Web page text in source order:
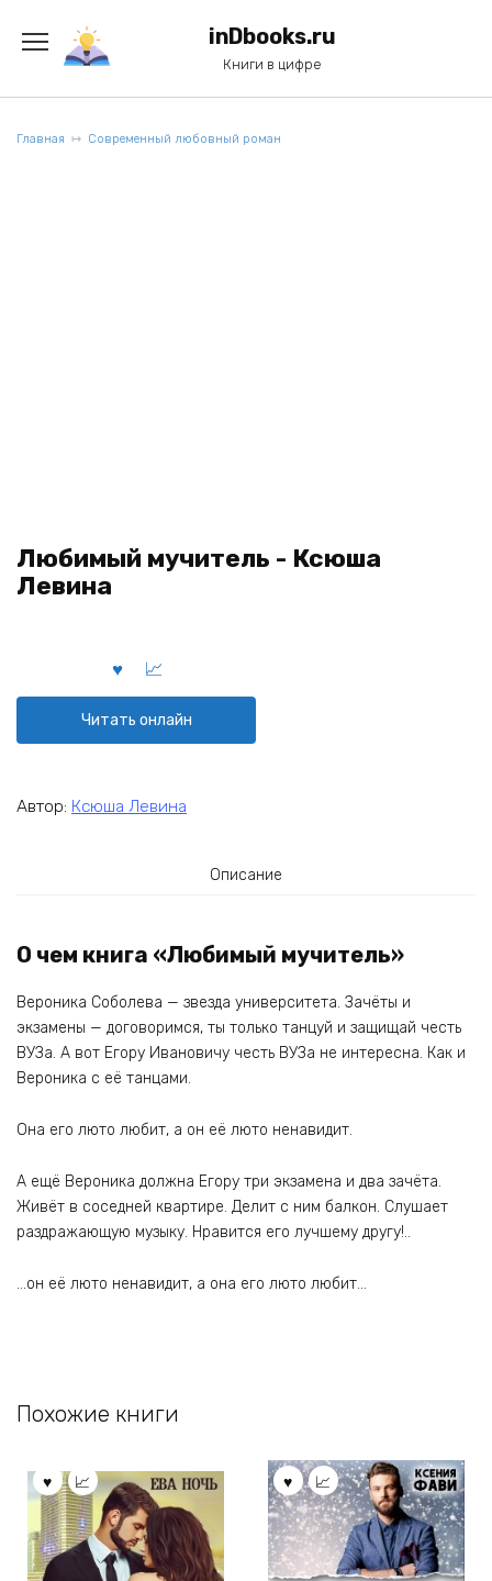
содержанию
inDbooks.ru
Книги в цифре
Главная Современный любовный роман
Любимый мучитель - Ксюша
Левина
Читать онлайн
Автор: Ксюша Левина
Описание
О чем книга «Любимый мучитель»
Вероника Соболева — звезда университета. Зачёты и
экзамены — договоримся, ты только танцуй и защищай честь
ВУЗа. А вот Егору Ивановичу честь ВУЗа не интересна. Как и
Вероника с её танцами.
Она его люто любит, а он её люто ненавидит.
А ещё Вероника должна Егору три экзамена и два зачёта.
Живёт в соседней квартире. Делит с ним балкон. Слушает
раздражающую музыку. Нравится его лучшему другу!..
…он её люто ненавидит, а она его люто любит…
Похожие книги